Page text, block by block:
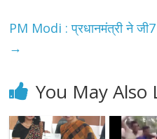
PM Modi : प्रधानमंत्री ने
→
You May Also